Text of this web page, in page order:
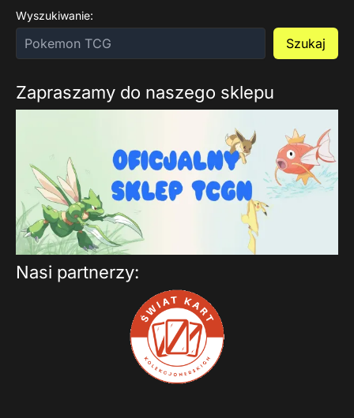
Wyszukiwanie:
Szukaj
Zapraszamy do naszego sklepu
Nasi partnerzy: